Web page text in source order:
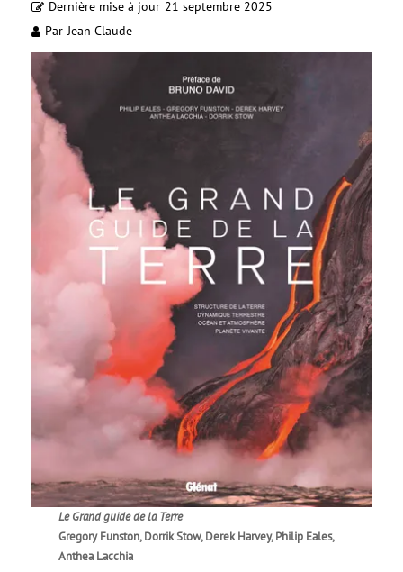
Dernière mise à jour 21 septembre 2025
Par Jean Claude
Le Grand guide de la Terre
Gregory Funston, Dorrik Stow, Derek Harvey, Philip Eales,
Anthea Lacchia